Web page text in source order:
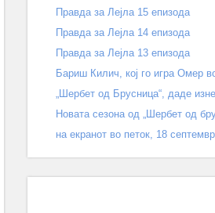
Правда за Лејла 15 епизода
Правда за Лејла 14 епизода
Правда за Лејла 13 епизода
Бариш Килич, кој го игра Омер
„Шербет од Брусница“, даде
Новата сезона од „Шербет од
на екранот во петок, 18